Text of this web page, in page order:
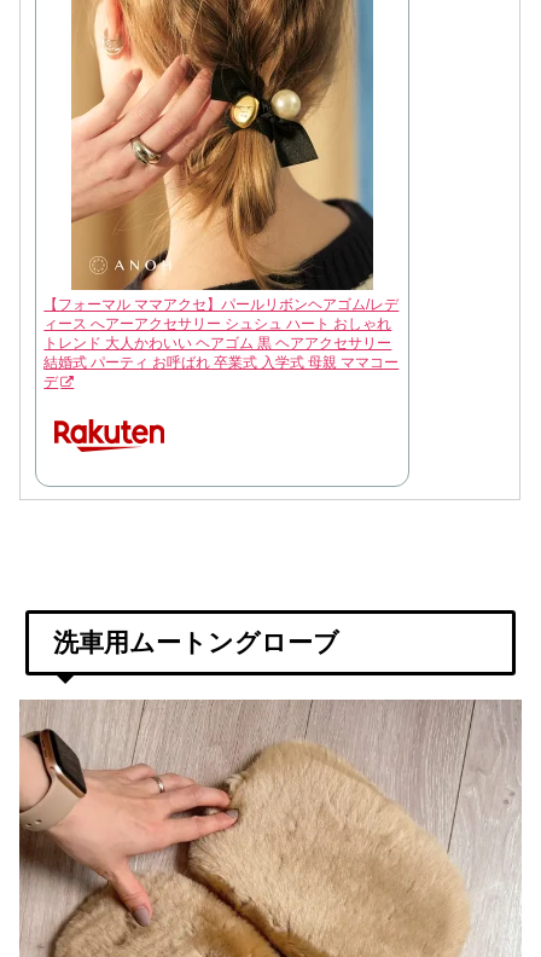
【フォーマル ママアクセ】パールリボンヘアゴム/レデ
ィース へアーアクセサリー シュシュ ハート おしゃれ
トレンド 大人かわいい ヘアゴム 黒 ヘアアクセサリー
結婚式 パーティ お呼ばれ 卒業式 入学式 母親 ママコー
デ
洗車用ムートングローブ